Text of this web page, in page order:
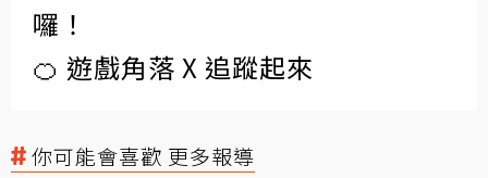
囉！
🍊 遊戲角落 X 追蹤起來
你可能會喜歡 更多報導